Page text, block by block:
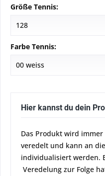
Größe Tennis:
Farbe Tennis:
Hier kannst du dein
Das Produkt wird
veredelt und kann an
individualisiert werden.
Veredelung zur Folge